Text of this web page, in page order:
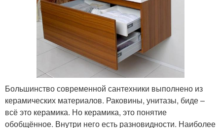
Большинство современной сантехники выполнено из
керамических материалов. Раковины, унитазы, биде –
всё это керамика. Но керамика, это понятие
обобщённое. Внутри него есть разновидности. Наиболее